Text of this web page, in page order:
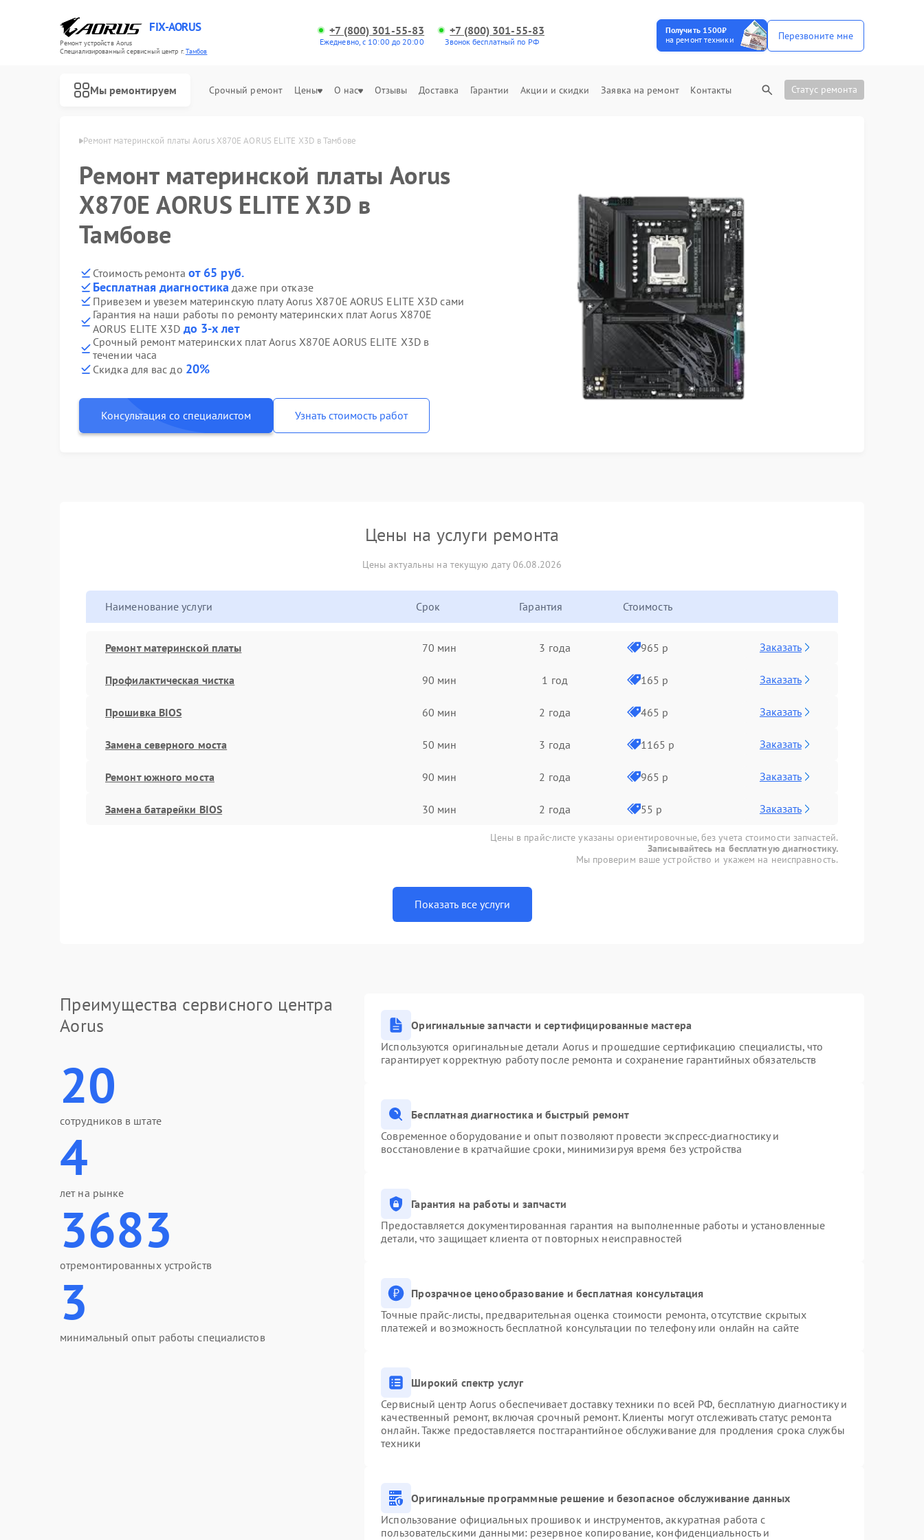
FIX-AORUS
Ремонт устройств Aorus
Специализированный cервисный центр г.Тамбов
+7 (800) 301-55-83
Ежедневно, с 10:00 до 20:00
+7 (800) 301-55-83
Звонок бесплатный по РФ
Получить 1500₽
на ремонт техники
Перезвоните мне
Мы ремонтируем Срочный ремонт Цены О нас Отзывы Доставка Гарантии Акции и скидки Заявка на ремонт Контакты Статус ремонта
Ремонт материнской платы Aorus X870E AORUS ELITE X3D в Тамбове
Ремонт материнской платы Aorus
X870E AORUS ELITE X3D в
Тамбове
Стоимость ремонта от 65 руб.
Бесплатная диагностика даже при отказе
Привезем и увезем материнскую плату Aorus X870E AORUS ELITE X3D сами
Гарантия на наши работы по ремонту материнских плат Aorus X870E
AORUS ELITE X3D до 3-х лет
Срочный ремонт материнских плат Aorus X870E AORUS ELITE X3D в
течении часа
Скидка для вас до 20%
Консультация со специалистом Узнать стоимость работ
Цены на услуги ремонта
Цены актуальны на текущую дату 06.08.2026
Наименование услуги Срок Гарантия Стоимость
Ремонт материнской платы 70 мин 3 года 965 р Заказать
Профилактическая чистка 90 мин 1 год 165 р Заказать
Прошивка BIOS 60 мин 2 года 465 р Заказать
Замена северного моста 50 мин 3 года 1165 р Заказать
Ремонт южного моста 90 мин 2 года 965 р Заказать
Замена батарейки BIOS 30 мин 2 года 55 р Заказать
Цены в прайс-листе указаны ориентировочные, без учета стоимости запчастей.
Записывайтесь на бесплатную диагностику.
Мы проверим ваше устройство и укажем на неисправность.
Показать все услуги
Преимущества сервисного центра
Aorus
20
сотрудников в штате
4
лет на рынке
3683
отремонтированных устройств
3
минимальный опыт работы специалистов
Оригинальные запчасти и сертифицированные мастера
Используются оригинальные детали Aorus и прошедшие сертификацию специалисты, что
гарантирует корректную работу после ремонта и сохранение гарантийных обязательств
Бесплатная диагностика и быстрый ремонт
Современное оборудование и опыт позволяют провести экспресс-диагностику и
восстановление в кратчайшие сроки, минимизируя время без устройства
Гарантия на работы и запчасти
Предоставляется документированная гарантия на выполненные работы и установленные
детали, что защищает клиента от повторных неисправностей
Прозрачное ценообразование и бесплатная консультация
Точные прайс-листы, предварительная оценка стоимости ремонта, отсутствие скрытых
платежей и возможность бесплатной консультации по телефону или онлайн на сайте
Широкий спектр услуг
Сервисный центр Aorus обеспечивает доставку техники по всей РФ, бесплатную диагностику и
качественный ремонт, включая срочный ремонт. Клиенты могут отслеживать статус ремонта
онлайн. Также предоставляется постгарантийное обслуживание для продления срока службы
техники
Оригинальные программные решение и безопасное обслуживание данных
Использование официальных прошивок и инструментов, аккуратная работа с
пользовательскими данными: резервное копирование, конфиденциальность и